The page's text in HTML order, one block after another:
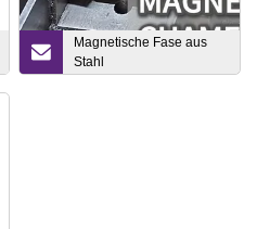
Magnetische Fase aus
Stahl